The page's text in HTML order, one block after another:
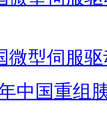
微型伺服
中国重组